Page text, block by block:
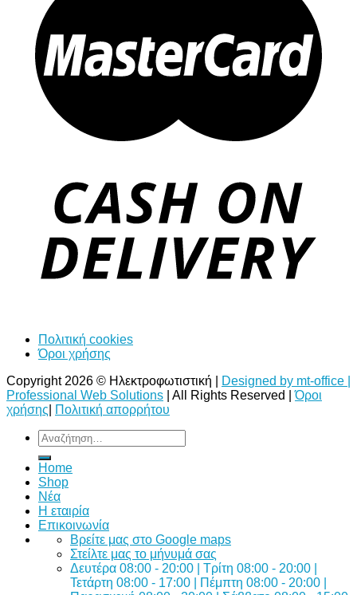
Πολιτική cookies
Όροι χρήσης
Copyright 2026 © Ηλεκτροφωτιστική |
Designed by mt-office |
Professional Web Solutions | All Rights Reserved |Όροι
χρήσης
Πολιτική απορρήτου
Αναζήτηση
για:
Home
Shop
Νέα
Η εταιρία
Επικοινωνία
Bρείτε μας στο Google maps
Στείλτε μας το μήνυμά σας
Δευτέρα 08:00 - 20:00 | Τρίτη 08:00 - 20:00 |
Τετάρτη 08:00 - 17:00 | Πέμπτη 08:00 - 20:00 |